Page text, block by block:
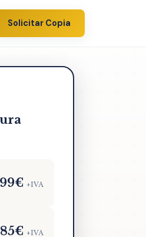
Solicitar Copia
99€ +IVA
+IVA